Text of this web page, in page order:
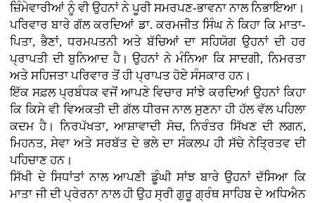
ਜ਼ਿੰਮੇਵਾਰੀਆਂ ਨੂੰ ਵੀ ਉਹਨਾਂ ਨੇ ਪੂਰੀ ਸਮਰਪਣ-ਭਾਵਨਾ ਨਾਲ ਨਿਭਾਇਆ।
ਪਰਿਵਾਰ ਬਾਰੇ ਗੱਲ ਕਰਦਿਆਂ ਡਾ. ਕਰਮਜੀਤ ਸਿੰਘ ਨੇ ਕਿਹਾ ਕਿ ਮਾਤਾ-
ਪਿਤਾ, ਭੈਣਾਂ, ਧਰਮਪਤਨੀ ਅਤੇ ਬੱਚਿਆਂ ਦਾ ਸਹਿਯੋਗ ਉਹਨਾਂ ਦੀ ਹਰ
ਪ੍ਰਾਪਤੀ ਦੀ ਬੁਨਿਆਦ ਹੈ। ਉਹਨਾਂ ਨੇ ਮੰਨਿਆ ਕਿ ਸਾਦਗੀ, ਨਿਮਰਤਾ
ਅਤੇ ਸਹਿਜਤਾ ਪਰਿਵਾਰ ਤੋਂ ਹੀ ਪ੍ਰਾਪਤ ਹੋਏ ਸੰਸਕਾਰ ਹਨ।
ਇੱਕ ਸਫ਼ਲ ਪ੍ਰਬੰਧਕ ਵਜੋਂ ਆਪਣੇ ਵਿਚਾਰ ਸਾਂਝੇ ਕਰਦਿਆਂ ਉਹਨਾਂ ਕਿਹਾ
ਕਿ ਕਿਸੇ ਵੀ ਵਿਅਕਤੀ ਦੀ ਗੱਲ ਧੀਰਜ ਨਾਲ ਸੁਣਨਾ ਹੀ ਹੱਲ ਵੱਲ ਪਹਿਲਾ
ਕਦਮ ਹੈ। ਨਿਰਪੱਖਤਾ, ਆਸ਼ਾਵਾਦੀ ਸੋਚ, ਨਿਰੰਤਰ ਸਿੱਖਣ ਦੀ ਲਗਨ,
ਮਿਹਨਤ, ਸੇਵਾ ਅਤੇ ਸਰਬੱਤ ਦੇ ਭਲੇ ਦਾ ਸੰਕਲਪ ਹੀ ਸੱਚੇ ਨੇਤ੍ਰਿਤਵ ਦੀ
ਪਹਿਚਾਣ ਹਨ।
ਸਿੱਖੀ ਦੇ ਸਿਧਾਂਤਾਂ ਨਾਲ ਆਪਣੀ ਡੂੰਘੀ ਸਾਂਝ ਬਾਰੇ ਉਹਨਾਂ ਦੱਸਿਆ ਕਿ
ਮਾਤਾ ਜੀ ਦੀ ਪ੍ਰੇਰਨਾ ਨਾਲ ਹੀ ਉਹ ਸ੍ਰੀ ਗੁਰੂ ਗ੍ਰੰਥ ਸਾਹਿਬ ਦੇ ਅਧਿਐਨ